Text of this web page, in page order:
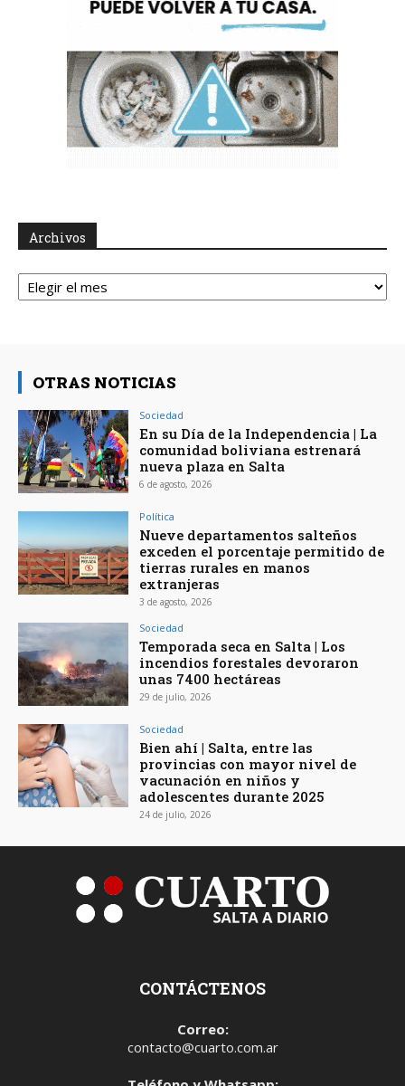
Archivos
Archivos
OTRAS NOTICIAS
Sociedad
En su Día de la Independencia | La
comunidad boliviana estrenará
nueva plaza en Salta
6 de agosto, 2026
Política
Nueve departamentos salteños
exceden el porcentaje permitido de
tierras rurales en manos
extranjeras
3 de agosto, 2026
Sociedad
Temporada seca en Salta | Los
incendios forestales devoraron
unas 7400 hectáreas
29 de julio, 2026
Sociedad
Bien ahí | Salta, entre las
provincias con mayor nivel de
vacunación en niños y
adolescentes durante 2025
24 de julio, 2026
CONTÁCTENOS
Correo:
contacto@cuarto.com.ar